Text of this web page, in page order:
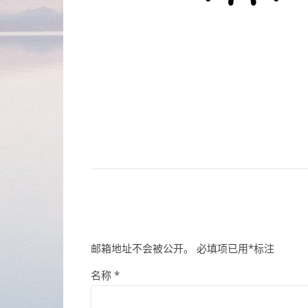
邮箱地址不会被公开。 必填项已用*标注
名称 *